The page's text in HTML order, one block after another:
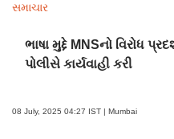
સમાચાર
ભાષા મુદ્દે MNSનો વિરોધ
પોલીસે કાર્યવાહી કરી
08 July, 2025 04:27 IST | Mumbai